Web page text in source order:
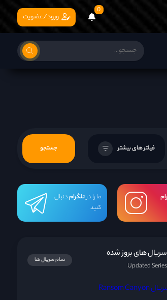
0
ورود/عضویت
فیلتر های بیشتر جستجو
ما را درتلگرامدنبال
کنید
سریال های بروز شده
Updated Series
تمام سریال ها